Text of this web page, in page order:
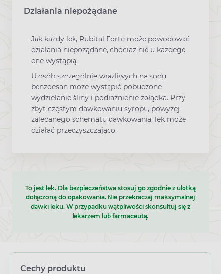
Działania niepożądane
Jak każdy lek, Rubital Forte może powodować
działania niepożądane, chociaż nie u każdego
one wystąpią.
U osób szczególnie wrażliwych na sodu
benzoesan może wystąpić pobudzone
wydzielanie śliny i podrażnienie żołądka. Przy
zbyt częstym dawkowaniu syropu, powyżej
zalecanego schematu dawkowania, lek może
działać przeczyszczająco.
To jest lek. Dla bezpieczeństwa stosuj go zgodnie z ulotką
dołączoną do opakowania. Nie przekraczaj maksymalnej
dawki leku. W przypadku wątpliwości skonsultuj się z
lekarzem lub farmaceutą.
Cechy produktu